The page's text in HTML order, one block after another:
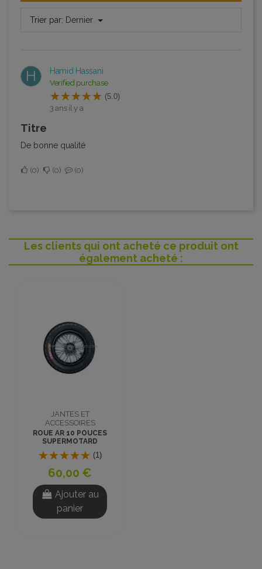
Trier par: Dernier
H Hamid Hassani
Verified purchase
(5.0)
3 ans il y a
Titre
De bonne qualité
0 0 0
Les clients qui ont acheté ce produit ont
également acheté :
JANTES ET
ACCESSOIRES
ROUE AR 10 POUCES
SUPERMOTARD
DIRT TOX 1100W ET
1300W
(1)
60,00 €
Ajouter au
panier